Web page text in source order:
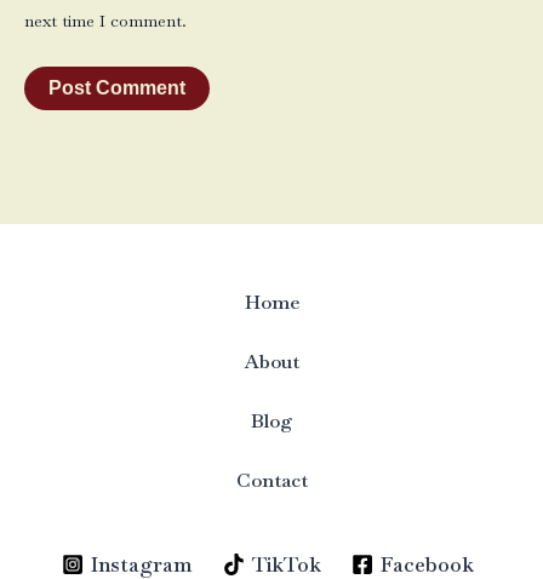
next time I comment.
Home
About
Blog
Contact
Instagram TikTok
Facebook